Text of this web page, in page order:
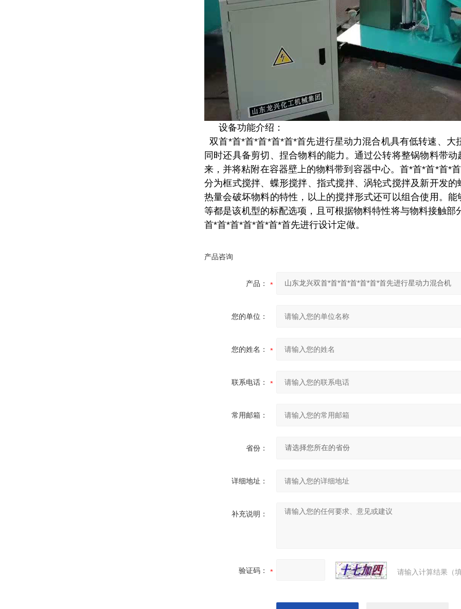
设备功能介绍：
双首*首*首*首*首*首*首先进行星动力混合机具有低转速、
同时还具备剪切、捏合物料的能力。通过公转将整锅物料带
来，并将粘附在容器壁上的物料带到容器中心。首*首*首*首*
分为框式搅拌、蝶形搅拌、指式搅拌、涡轮式搅拌及新开发
热量会破坏物料的特性，以上的搅拌形式还可以组合使用。
等都是该机型的标配选项，且可根据物料特性将与物料接触
首*首*首*首*首*首*首先进行设计定做。
产品咨询
产品：
您的单位：
您的姓名：
联系电话：
常用邮箱：
省份：
详细地址：
补充说明：
验证码： 请输入计算结果（